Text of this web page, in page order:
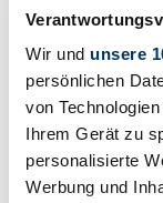
Wir und unsere
persönlichen
von
Ihrem Gerät zu
personalisierte
Werbung und
/50
1924 | Paige-
Paige Detroit 670